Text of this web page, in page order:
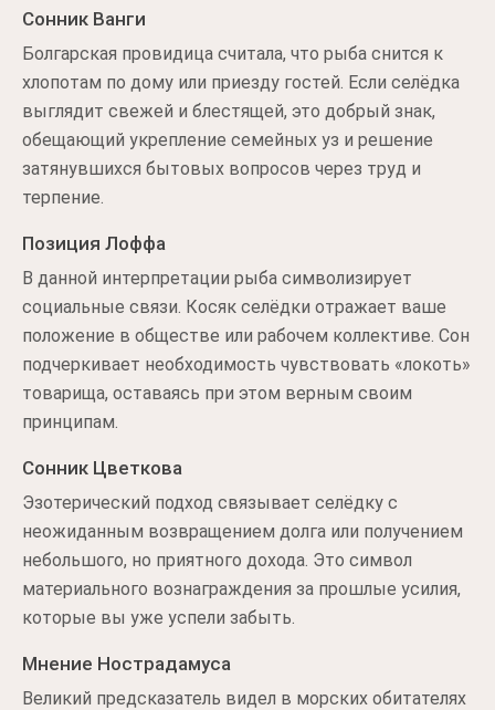
Сонник Ванги
Болгарская провидица считала, что рыба снится к
хлопотам по дому или приезду гостей. Если селёдка
выглядит свежей и блестящей, это добрый знак,
обещающий укрепление семейных уз и решение
затянувшихся бытовых вопросов через труд и
терпение.
Позиция Лоффа
В данной интерпретации рыба символизирует
социальные связи. Косяк селёдки отражает ваше
положение в обществе или рабочем коллективе. Сон
подчеркивает необходимость чувствовать «локоть»
товарища, оставаясь при этом верным своим
принципам.
Сонник Цветкова
Эзотерический подход связывает селёдку с
неожиданным возвращением долга или получением
небольшого, но приятного дохода. Это символ
материального вознаграждения за прошлые усилия,
которые вы уже успели забыть.
Мнение Нострадамуса
Великий предсказатель видел в морских обитателях